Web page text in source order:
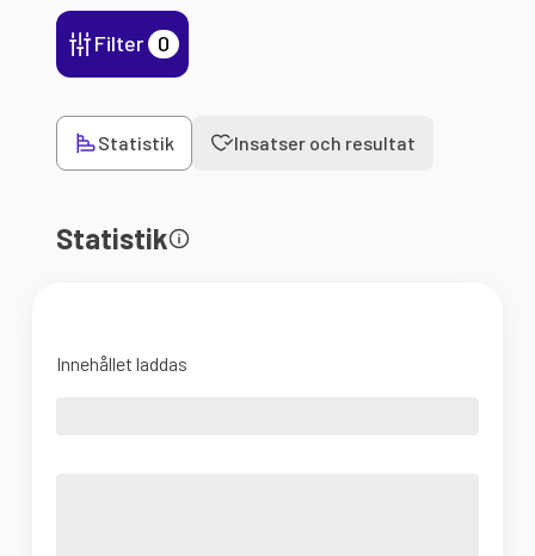
Filter 0
Statistik Insatser och resultat
Statistik
Innehållet laddas